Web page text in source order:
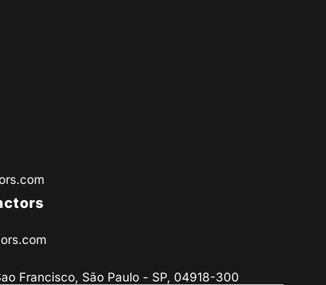
Francisco, São Paulo - SP, 04918-300